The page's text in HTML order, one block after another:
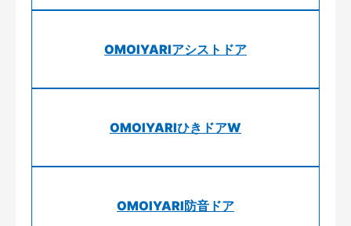
OMOIYARIアシストドア
OMOIYARIひきドアW
OMOIYARI防音ドア